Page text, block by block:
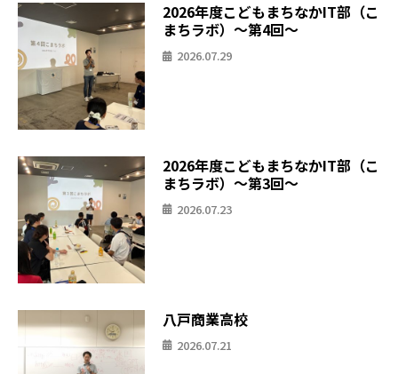
2026年度こどもまちなかIT部（こ
まちラボ）〜第4回〜
2026.07.29
2026年度こどもまちなかIT部（こ
まちラボ）〜第3回〜
2026.07.23
八戸商業高校
2026.07.21